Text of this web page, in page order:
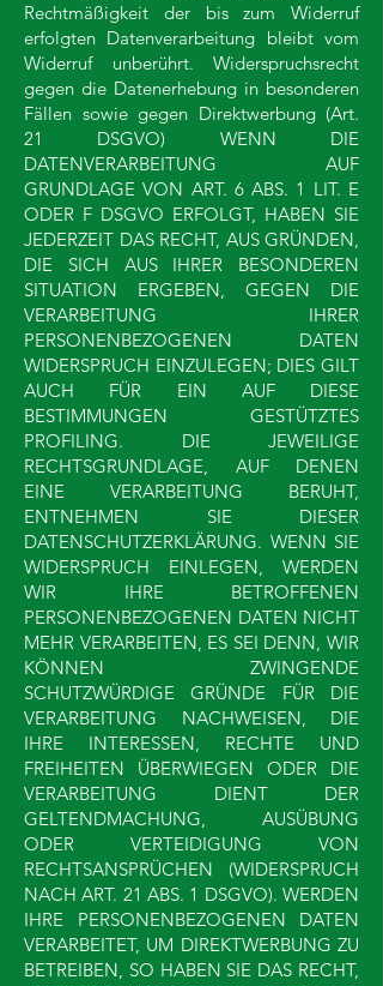
Rechtmäßigkeit der bis zum Widerruf
erfolgten Datenverarbeitung bleibt vom
Widerruf unberührt. Widerspruchsrecht
gegen die Datenerhebung in besonderen
Fällen sowie gegen Direktwerbung (Art.
21 DSGVO) WENN DIE
DATENVERARBEITUNG AUF
GRUNDLAGE VON ART. 6 ABS. 1 LIT. E
ODER F DSGVO ERFOLGT, HABEN SIE
JEDERZEIT DAS RECHT, AUS GRÜNDEN,
DIE SICH AUS IHRER BESONDEREN
SITUATION ERGEBEN, GEGEN DIE
VERARBEITUNG IHRER
PERSONENBEZOGENEN DATEN
WIDERSPRUCH EINZULEGEN; DIES GILT
AUCH FÜR EIN AUF DIESE
BESTIMMUNGEN GESTÜTZTES
PROFILING. DIE JEWEILIGE
RECHTSGRUNDLAGE, AUF DENEN
EINE VERARBEITUNG BERUHT,
ENTNEHMEN SIE DIESER
DATENSCHUTZERKLÄRUNG. WENN SIE
WIDERSPRUCH EINLEGEN, WERDEN
WIR IHRE BETROFFENEN
PERSONENBEZOGENEN DATEN NICHT
MEHR VERARBEITEN, ES SEI DENN, WIR
KÖNNEN ZWINGENDE
SCHUTZWÜRDIGE GRÜNDE FÜR DIE
VERARBEITUNG NACHWEISEN, DIE
IHRE INTERESSEN, RECHTE UND
FREIHEITEN ÜBERWIEGEN ODER DIE
VERARBEITUNG DIENT DER
GELTENDMACHUNG, AUSÜBUNG
ODER VERTEIDIGUNG VON
RECHTSANSPRÜCHEN (WIDERSPRUCH
NACH ART. 21 ABS. 1 DSGVO). WERDEN
IHRE PERSONENBEZOGENEN DATEN
VERARBEITET, UM DIREKTWERBUNG ZU
BETREIBEN, SO HABEN SIE DAS RECHT,